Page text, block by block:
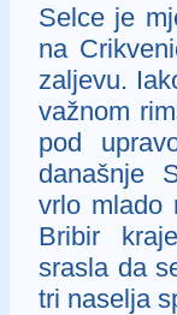
Selce je
na
zaljevu.
važnom
pod
današnje
vrlo mlado
Bribir
srasla da
tri naselja